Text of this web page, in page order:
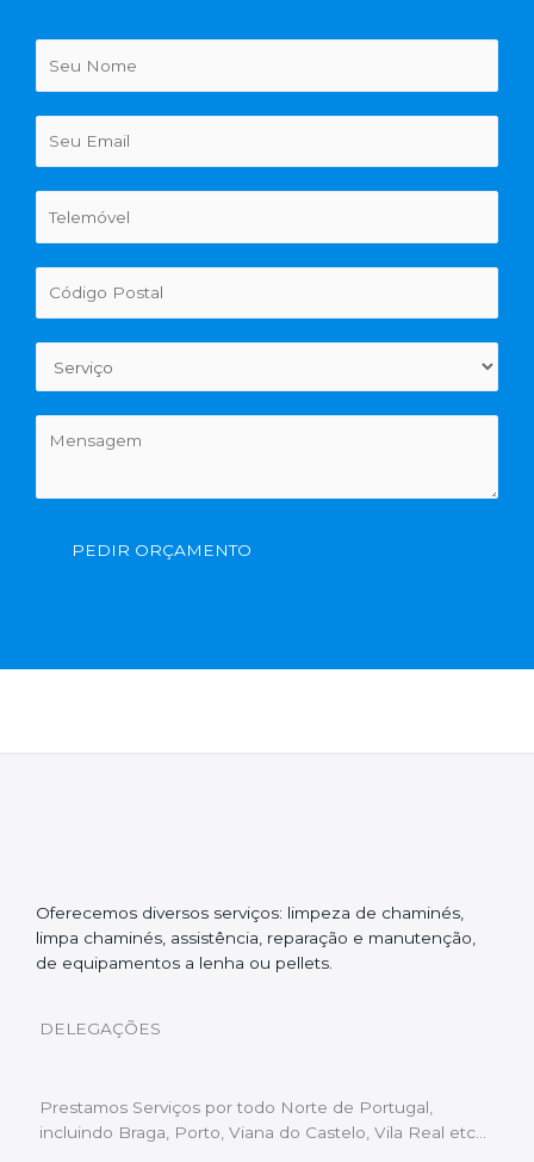
PEDIR ORÇAMENTO
Oferecemos diversos serviços: limpeza de chaminés,
limpa chaminés, assistência, reparação e manutenção,
de equipamentos a lenha ou pellets.
DELEGAÇÕES
Prestamos Serviços por todo Norte de Portugal,
incluindo Braga, Porto, Viana do Castelo, Vila Real etc…